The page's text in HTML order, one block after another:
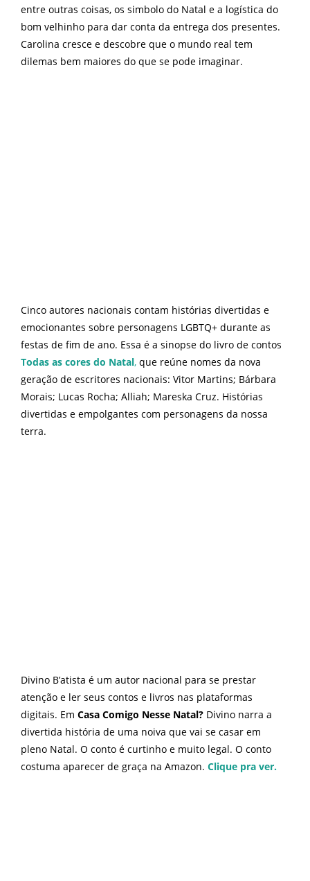
entre outras coisas, os simbolo do Natal e a logística do
bom velhinho para dar conta da entrega dos presentes.
Carolina cresce e descobre que o mundo real tem
dilemas bem maiores do que se pode imaginar.
Cinco autores nacionais contam histórias divertidas e
emocionantes sobre personagens LGBTQ+ durante as
festas de fim de ano. Essa é a sinopse do livro de contos
Todas as cores do Natal, que reúne nomes da nova
geração de escritores nacionais: Vitor Martins; Bárbara
Morais; Lucas Rocha; Alliah; Mareska Cruz. Histórias
divertidas e empolgantes com personagens da nossa
terra.
Divino B’atista é um autor nacional para se prestar
atenção e ler seus contos e livros nas plataformas
digitais. Em Casa Comigo Nesse Natal? Divino narra a
divertida história de uma noiva que vai se casar em
pleno Natal. O conto é curtinho e muito legal. O conto
costuma aparecer de graça na Amazon. Clique pra ver.